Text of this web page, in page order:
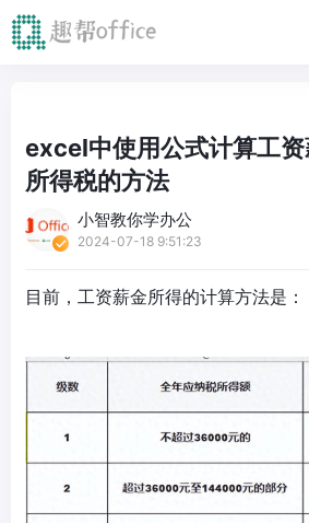
excel中使用公式计算工资
所得税的方法
小智教你学办公
2024-07-18 9:51:23
目前，工资薪金所得的计算方法是：